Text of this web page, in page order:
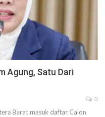
Agung, Satu Dari
0
Barat masuk daftar Calon